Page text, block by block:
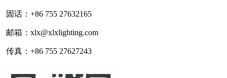
固话：+86 755 27632165
邮箱：xlx@xlxlighting.com
传真：+86 755 27627243